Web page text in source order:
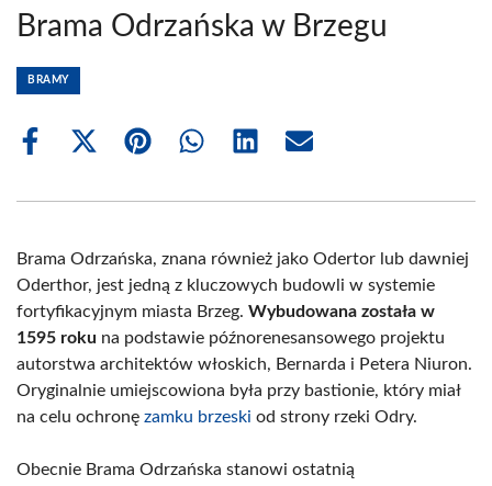
Brama Odrzańska w Brzegu
BRAMY
Share
Share
(Twitter)
Share Share Share Share
Brama Odrzańska, znana również jako Odertor lub dawniej
Oderthor, jest jedną z kluczowych budowli w systemie
fortyfikacyjnym miasta Brzeg. Wybudowana została w
1595 roku na podstawie późnorenesansowego projektu
autorstwa architektów włoskich, Bernarda i Petera Niuron.
Oryginalnie umiejscowiona była przy bastionie, który miał
na celu ochronę zamku brzeski od strony rzeki Odry.
Obecnie Brama Odrzańska stanowi ostatnią